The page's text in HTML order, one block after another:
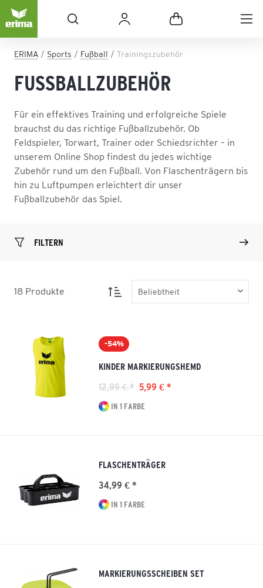
ERIMA Sports Fußball Trainingszubehör
FUSSBALLZUBEHÖR
Für ein effektives Training und erfolgreiche Spiele
brauchst du das richtige Fußballzubehör. Ob
Feldspieler, Torwart, Trainer oder Schiedsrichter – in
unserem Online Shop findest du jedes wichtige
Zubehör rund um den Fußball. Von Flaschenträgern bis
hin zu Luftpumpen erleichtert dir unser
Fußballzubehör das Spiel.
FILTERN
18 Produkte
-54%
KINDER MARKIERUNGSHEMD
12,99 € * 5,99 € *
IN 1 FARBE
FLASCHENTRÄGER
34,99 € *
IN 1 FARBE
MARKIERUNGSSCHEIBEN SET